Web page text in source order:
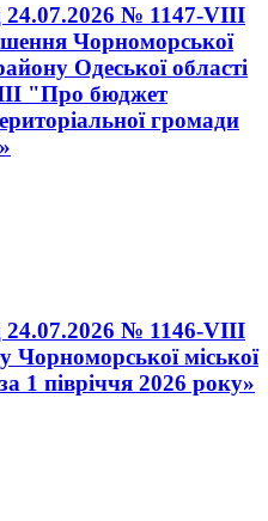
24.07.2026 № 1147-VIII
Чорноморської
Одеської області
"Про бюджет
громади
24.07.2026 № 1146-VIII
міської
1 півріччя 2026 року»